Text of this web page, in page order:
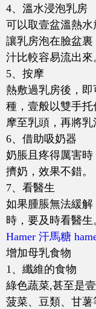
4、溫水浸泡乳房
可以取壹盆溫熱水
讓乳房泡在臉盆
汁比較容易流出來
5、按摩
熱敷過乳房後，
種，壹般以雙手
摩至乳頭，再將乳
6、借助吸奶器
奶脹且疼得厲害
擠奶，效果不錯。
7、看醫生
如果腫脹無法緩
時，要及時看醫生
Hamer 汗馬糖
增加母乳食物
1、纖維的食物
綠色蔬菜,甚至是
菠菜、豆類、甘